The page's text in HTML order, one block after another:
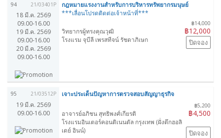
94 21/03401P
18 มี.ค. 2569
09.00-16.00
19 มี.ค. 2569
09.00-16.00
20 มี.ค. 2569
09.00-16.00
กฎหมายแรงงานสำหรับการบริหารทรัพยากรมนุษย์
***เลื่อนโปรดติดต่อเจ้าหน้าที่***
฿14,000
฿12,000
วิทยากรผู้ทรงคุณวุฒิ
โรงแรม จุบีลี เพรสทีจน์ รัชดาภิเษก
ปิดจอง
95 21/03512P
19 มี.ค. 2569
09.00-16.00
เจาะประเด็นปัญหาการตรวจสอบสัญญาธุรกิจ
฿5,200
฿4,500
อาจารย์อภิชน สุทธิพงศ์เกียรติ
โรงแรมอินเตอร์คอนติเนนตัล กรุงเทพ (ฝั่งตึกฮอลิ
เดย์ อินน์)
ปิดจอง